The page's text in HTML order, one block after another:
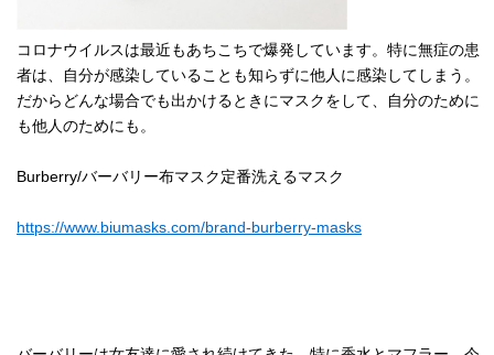
コロナウイルスは最近もあちこちで爆発しています。特に無症の患
者は、自分が感染していることも知らずに他人に感染してしまう。
だからどんな場合でも出かけるときにマスクをして、自分のために
も他人のためにも。
Burberry/バーバリー布マスク定番洗えるマスク
https://www.biumasks.com/brand-burberry-masks